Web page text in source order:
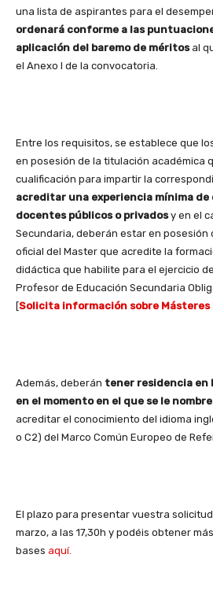
una lista de aspirantes para el
ordenará conforme a las
aplicación del baremo de méritosal
el Anexo I de la convocatoria.
Entre los requisitos, se establece que
en posesión de la titulación académica
cualificación para impartir la
acreditar una experiencia mínima de
docentes públicos o privadosy en el
Secundaria, deberán estar en
oficial del Master que acredite la
didáctica que habilite para el ejercicio
Profesor de Educación Secundaria
[Solicita información sobre
Además, deberán tener residencia en
en el momento en el que se le
acreditar el conocimiento del idioma
o C2) del Marco Común Europeo de
El plazo para presentar vuestra
marzo, a las 17,30h y podéis obtener
bases aquí.